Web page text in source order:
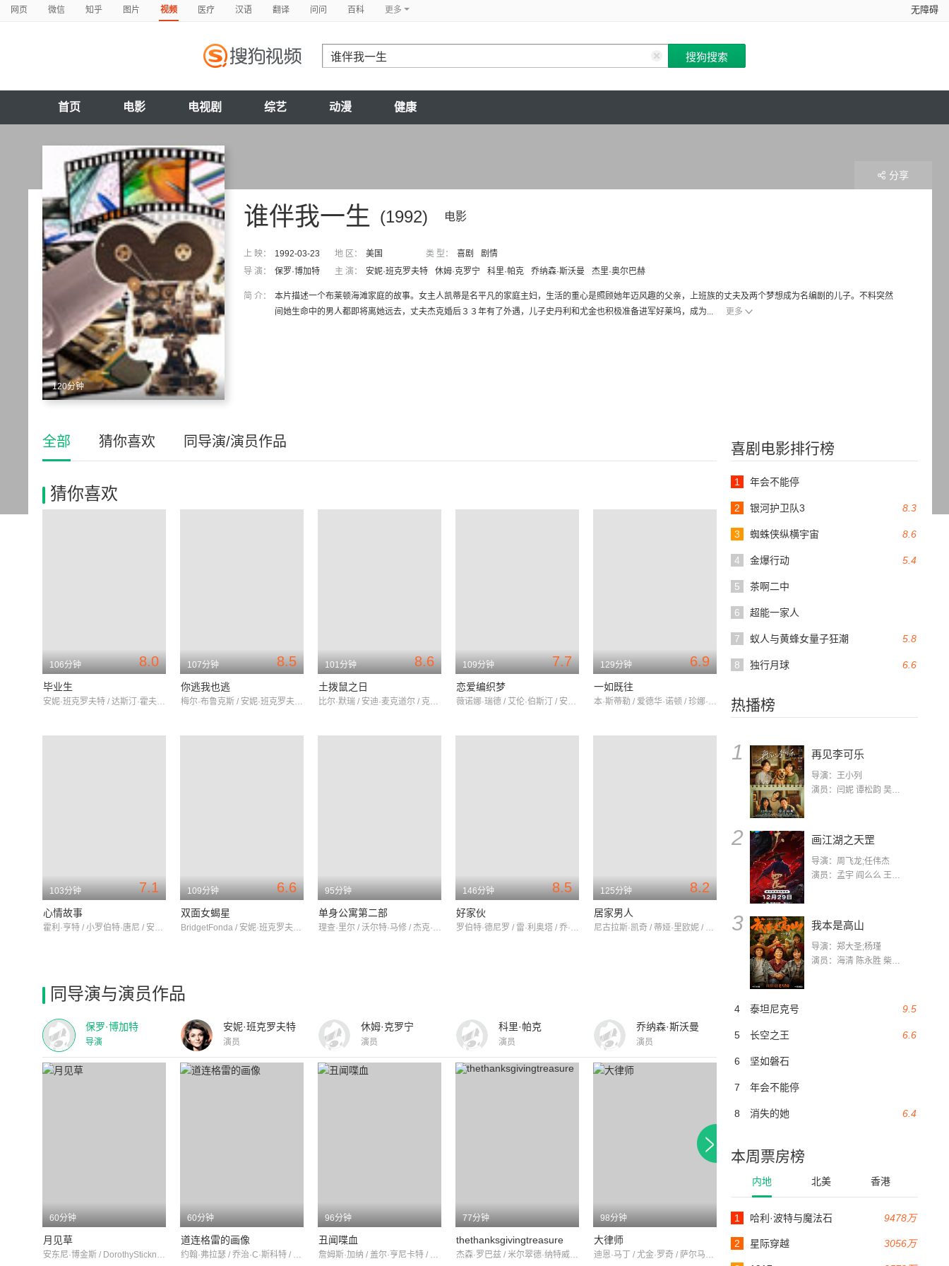
网页 微信 知乎 图片 视频 医疗 汉语 翻译 问问 百科 更多 无障碍
首页 电影 电视剧 综艺 动漫 健康
120分钟
(1992) 电影
谁伴我一生
上 映： 1992-03-23 地 区： 美国 类 型： 喜剧
剧情
导 演：
保罗·博加特 主 演： 安妮·班克罗夫特 休姆·克罗宁 科里·帕克 乔纳森·斯沃曼 杰里·奥尔巴赫
简 介：
本片描述一个布莱顿海滩家庭的故事。女主人凯蒂是名平凡的家庭主妇，生活的重心是照顾她年迈风趣的父亲，上班族的丈夫及两个梦想成为名编剧的儿子。不料突然
间她生命中的男人都即将离她远去，丈夫杰克婚后３３年有了外遇，儿子史丹利和尤金也积极准备进军好莱坞，成为...
更多
分享
喜剧电影排行榜
1 年会不能停
8.3
2 银河护卫队3
8.6
3 蜘蛛侠纵横宇宙
5.4
4 金爆行动
5 茶啊二中
6 超能一家人
5.8
7 蚁人与黄蜂女量子狂潮
6.6
8 独行月球
热播榜
1 再见李可乐
导演：王小列
演员：闫妮 谭松韵 吴京 蒋龙 赵小棠 冯雷 李虎城 平安 小七 小可乐
2 画江湖之天罡
导演：周飞龙;任伟杰
演员：孟宇 阎么么 王凯 郭政建 阎萌萌 杨默 高枫 齐斯伽 刘芊含 马程
3 我本是高山
导演：郑大圣;杨瑾
演员：海清 陈永胜 柴烨 王玥婷 万国鹏 美朵达瓦 赵瑞婷 罗解艳 郭莉娜 潘家艳
9.5
4 泰坦尼克号
6.6
5 长空之王
6 坚如磐石
7 年会不能停
6.4
8 消失的她
本周票房榜
内地 北美 香港
9478万
1 哈利·波特与魔法石
3056万
2 星际穿越
全部 猜你喜欢 同导演/演员作品
猜你喜欢
8.0
106分钟
毕业生
安妮·班克罗夫特 / 达斯汀·霍夫曼 / 凯瑟琳·罗斯
8.5
107分钟
你逃我也逃
梅尔·布鲁克斯 / 安妮·班克罗夫特 / 提姆·麦锡森
8.6
101分钟
土拨鼠之日
比尔·默瑞 / 安迪·麦克道尔 / 克里斯·艾略特
7.7
109分钟
恋爱编织梦
薇诺娜·瑞德 / 艾伦·伯斯汀 / 安妮·班克罗夫特
6.9
129分钟
一如既往
本·斯蒂勒 / 爱德华·诺顿 / 珍娜·艾夫曼
7.1
103分钟
心情故事
霍利·亨特 / 小罗伯特·唐尼 / 安妮·班克罗夫特
6.6
109分钟
双面女蝎星
BridgetFonda / 安妮·班克罗夫特 / David Sosna
95分钟
单身公寓第二部
理查·里尔 / 沃尔特·马修 / 杰克·莱蒙
8.5
146分钟
好家伙
罗伯特·德尼罗 / 雷·利奥塔 / 乔·佩西
8.2
125分钟
居家男人
尼古拉斯·凯奇 / 蒂娅·里欧妮 / 唐·钱德尔
同导演与演员作品
保罗·博加特
导演
安妮·班克罗夫特
演员
休姆·克罗宁
演员
科里·帕克
演员
乔纳森·斯沃曼
演员
60分钟
月见草
安东尼·博金斯 / DorothyStickney / 拉里·盖茨
60分钟
道连格雷的画像
约翰·弗拉瑟 / 乔治·C·斯科特 / 苏珊·奥利维尔
96分钟
丑闻喋血
詹姆斯·加纳 / 盖尔·亨尼卡特 / 凯勒·欧康纳
77分钟
thethanksgivingtreasure
杰森·罗巴兹 / 米尔翠德·纳特威克 / 巴纳德·休斯
98分钟
大律师
迪恩·马丁 / 尤金·罗奇 / 萨尔马斯·拉苏拉拉
90分钟
时代的探索
96分钟
古堡守护灵